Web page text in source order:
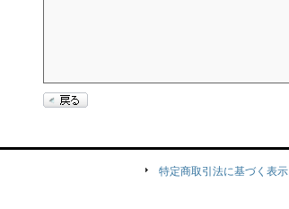
特定商取引法に基づく表示